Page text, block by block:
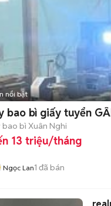
nổi bật
bao bì giấy tuyển
bao bì Xuân Nghi
13 triệu/tháng
Ngọc Lan1 đã bán